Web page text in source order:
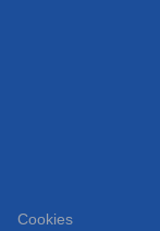
Cookies